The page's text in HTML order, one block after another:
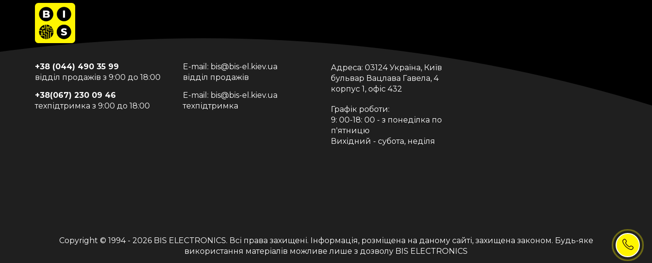
+38 (044) 490 35 99
відділ продажів з 9:00 до 18:00
+38(067) 230 09 46
техпідтримка з 9:00 до 18:00
E-mail: bis@bis-el.kiev.ua
відділ продажів
E-mail: bis@bis-el.kiev.ua
техпідтримка
Адреса: 03124 Україна, Київ
бульвар Вацлава Гавела, 4
корпус 1, офіс 432
Графік роботи:
9: 00-18: 00 - з понеділка по
п'ятницю
Вихідний - субота, неділя
Copyright © 1994 - 2026 BIS ELECTRONICS. Всі права захищені. Інформація, розміщена на даному сайті, захищена законом. Будь-яке
використання матеріалів можливе лише з дозволу BIS ELECTRONICS